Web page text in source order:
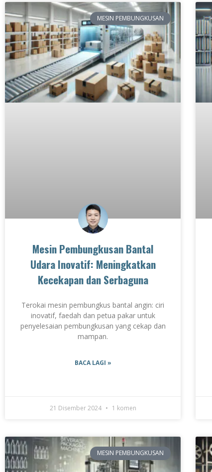
MESIN PEMBUNGKUSAN
Mesin Pembungkusan Bantal
Udara Inovatif: Meningkatkan
Kecekapan dan Serbaguna
Terokai mesin pembungkus bantal angin: ciri
inovatif, faedah dan petua pakar untuk
penyelesaian pembungkusan yang cekap dan
mampan.
BACA LAGI »
21 Disember 2024 1 komen
MESIN PEMBUNGKUSAN